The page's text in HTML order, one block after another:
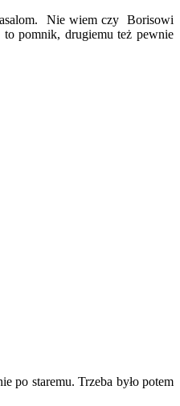
Nie wiem czy Borisowi
pomnik, drugiemu też pewnie
po staremu. Trzeba było potem